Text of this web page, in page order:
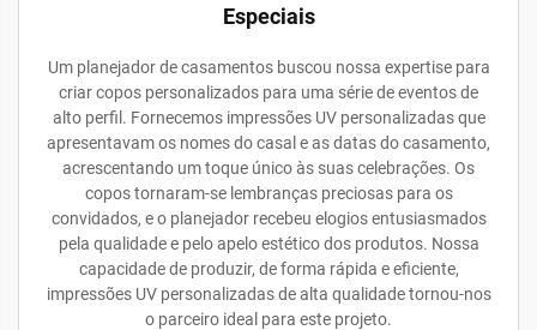
Especiais
Um planejador de casamentos buscou nossa expertise para
criar copos personalizados para uma série de eventos de
alto perfil. Fornecemos impressões UV personalizadas que
apresentavam os nomes do casal e as datas do casamento,
acrescentando um toque único às suas celebrações. Os
copos tornaram-se lembranças preciosas para os
convidados, e o planejador recebeu elogios entusiasmados
pela qualidade e pelo apelo estético dos produtos. Nossa
capacidade de produzir, de forma rápida e eficiente,
impressões UV personalizadas de alta qualidade tornou-nos
o parceiro ideal para este projeto.